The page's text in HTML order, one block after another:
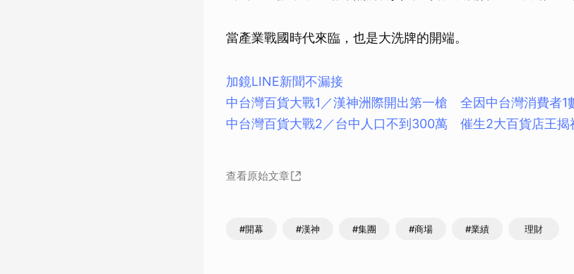
當產業戰國時代來臨，也是大洗牌的開端。
加鏡LINE新聞不漏接
中台灣百貨大戰1／漢神洲際開出第一槍 全因中台灣消費者1
中台灣百貨大戰2／台中人口不到300萬 催生2大百貨店王揭
查看原始文章
#開幕 #漢神 #集團 #商場 #業績 理財